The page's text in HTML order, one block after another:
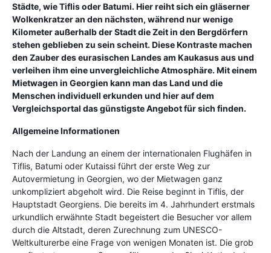
Städte, wie Tiflis oder Batumi. Hier reiht sich ein gläserner
Wolkenkratzer an den nächsten, während nur wenige
Kilometer außerhalb der Stadt die Zeit in den Bergdörfern
stehen geblieben zu sein scheint. Diese Kontraste machen
den Zauber des eurasischen Landes am Kaukasus aus und
verleihen ihm eine unvergleichliche Atmosphäre. Mit einem
Mietwagen in Georgien kann man das Land und die
Menschen individuell erkunden und hier auf dem
Vergleichsportal das günstigste Angebot für sich finden.
Allgemeine Informationen
Nach der Landung an einem der internationalen Flughäfen in
Tiflis, Batumi oder Kutaissi führt der erste Weg zur
Autovermietung in Georgien, wo der Mietwagen ganz
unkompliziert abgeholt wird. Die Reise beginnt in Tiflis, der
Hauptstadt Georgiens. Die bereits im 4. Jahrhundert erstmals
urkundlich erwähnte Stadt begeistert die Besucher vor allem
durch die Altstadt, deren Zurechnung zum UNESCO-
Weltkulturerbe eine Frage von wenigen Monaten ist. Die grob